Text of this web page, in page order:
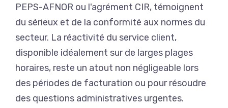
PEPS-AFNOR ou l'agrément CIR, témoignent
du sérieux et de la conformité aux normes du
secteur. La réactivité du service client,
disponible idéalement sur de larges plages
horaires, reste un atout non négligeable lors
des périodes de facturation ou pour résoudre
des questions administratives urgentes.